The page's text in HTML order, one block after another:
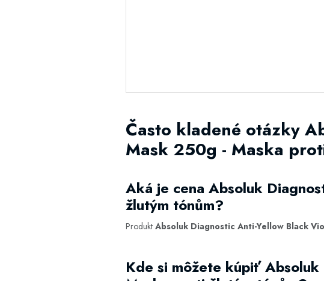
Často kladené otázky
Mask 250g - Maska
Aká je cena Absoluk
žlutým tónům?
Produkt Absoluk Diagnostic Anti-Yellow Black
Kde si môžete kúpiť